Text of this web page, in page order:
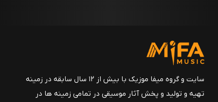
سایت و گروه میفا موزیک با بیش از ۱۲ سال سابقه در زمینه
تهیه و تولید و پخش آثار موسیقی در تمامی زمینه ها در